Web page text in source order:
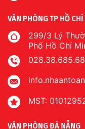
VĂN PHÒNG TP HỒ
299/3 Lý
Phố Hồ Chí
MST:
VĂN PHÒNG ĐÀ NẴNG